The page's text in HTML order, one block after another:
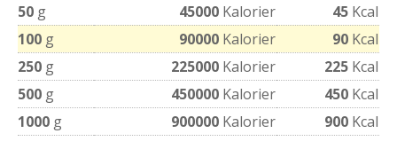
50 g 45000 Kalorier 45 Kcal
100 g 90000 Kalorier 90 Kcal
250 g 225000 Kalorier 225 Kcal
500 g 450000 Kalorier 450 Kcal
1000 g 900000 Kalorier 900 Kcal